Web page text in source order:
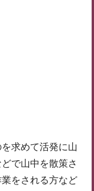
求めて活発に山
で山中を散策さ
をされる方など